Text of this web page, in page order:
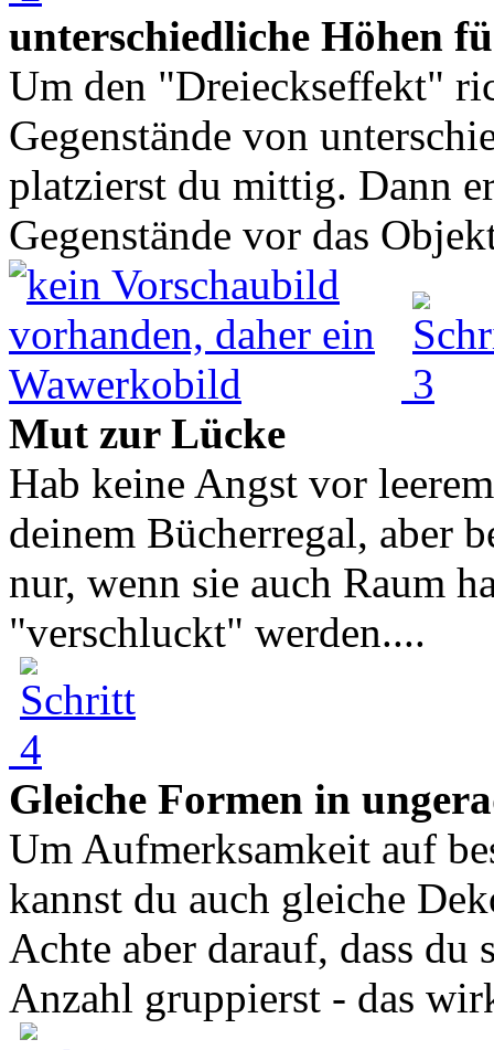
unterschiedliche Höhen
Um den "Dreieckseffekt"
Gegenstände von
platzierst du mittig. Dann
Gegenstände vor das
Mut zur Lücke
Hab keine Angst vor
deinem Bücherregal, aber
nur, wenn sie auch Raum
"verschluckt" werden....
Gleiche Formen in
Um Aufmerksamkeit auf
kannst du auch gleiche
Achte aber darauf, dass du
Anzahl gruppierst - das